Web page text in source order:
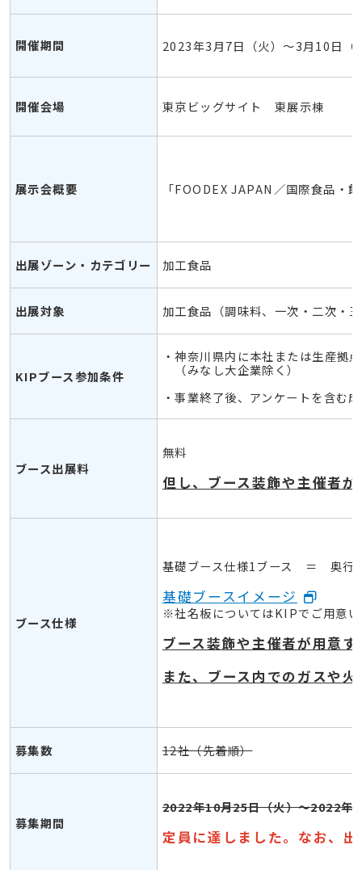
開催期間 2023年3月7日（火）～3月10日
開催会場 東京ビッグサイト 東展示棟
展示会概要 「FOODEX JAPAN／国際食品・
出展ゾーン・カテゴリー 加工食品
出展対象 加工食品（調味料、一次・二次・
KIPブース参加条件
・神奈川県内に本社または生産拠
（みなし大企業除く）
・事業終了後、アンケートを含む
ブース出展料
無料
但し、ブース装飾や主催者
ブース仕様
基礎ブース仕様1ブース ＝ 奥
基礎ブースイメージ
※社名板についてはKIPでご用意
ブース装飾や主催者が用意
また、ブース内でのガスや
募集数 12社（先着順）
募集期間
2022年10月25日（火）～2022年
定員に達しました。なお、